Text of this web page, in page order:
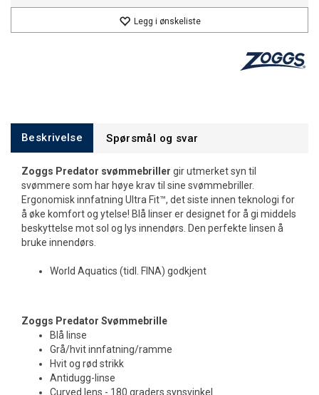
Legg i ønskeliste
Beskrivelse Spørsmål og svar
Zoggs Predator svømmebriller gir utmerket syn til
svømmere som har høye krav til sine svømmebriller.
Ergonomisk innfatning Ultra Fit™, det siste innen teknologi for
å øke komfort og ytelse! Blå linser er designet for å gi middels
beskyttelse mot sol og lys innendørs. Den perfekte linsen å
bruke innendørs.
World Aquatics (tidl. FINA) godkjent
Zoggs Predator Svømmebrille
Blå linse
Grå/hvit innfatning/ramme
Hvit og rød strikk
Antidugg-linse
Curved lens - 180 graders synsvinkel